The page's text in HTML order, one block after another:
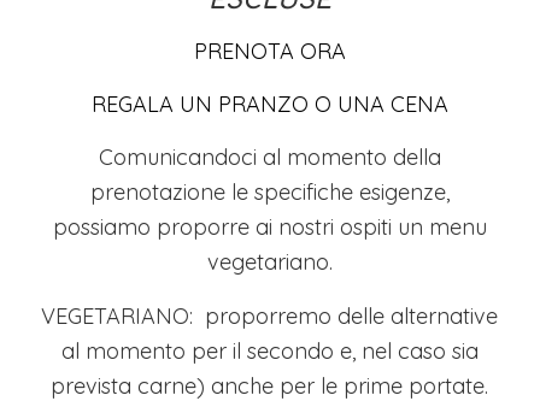
PRENOTA ORA
REGALA UN PRANZO O UNA CENA
Comunicandoci al momento della
prenotazione le specifiche esigenze,
possiamo proporre ai nostri ospiti un menu
vegetariano.
VEGETARIANO: proporremo delle alternative
al momento per il secondo e, nel caso sia
prevista carne) anche per le prime portate.